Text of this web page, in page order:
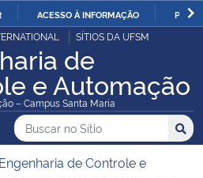
IR
PARA
CONTEÚDO
ACESSO À INFORMAÇÃO
SÍTIOS DA UFSM
de
e Automação
– Campus Santa Maria
do Sítio
Busca
Buscar no no Sítio
Busca:
Engenharia de Controle e